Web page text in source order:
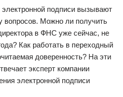
подписи вызывают
вопросов. Можно ли получить
в ФНС уже сейчас, не
Как работать в переходный
доверенность? На эти
эксперт компании
электронной подписи